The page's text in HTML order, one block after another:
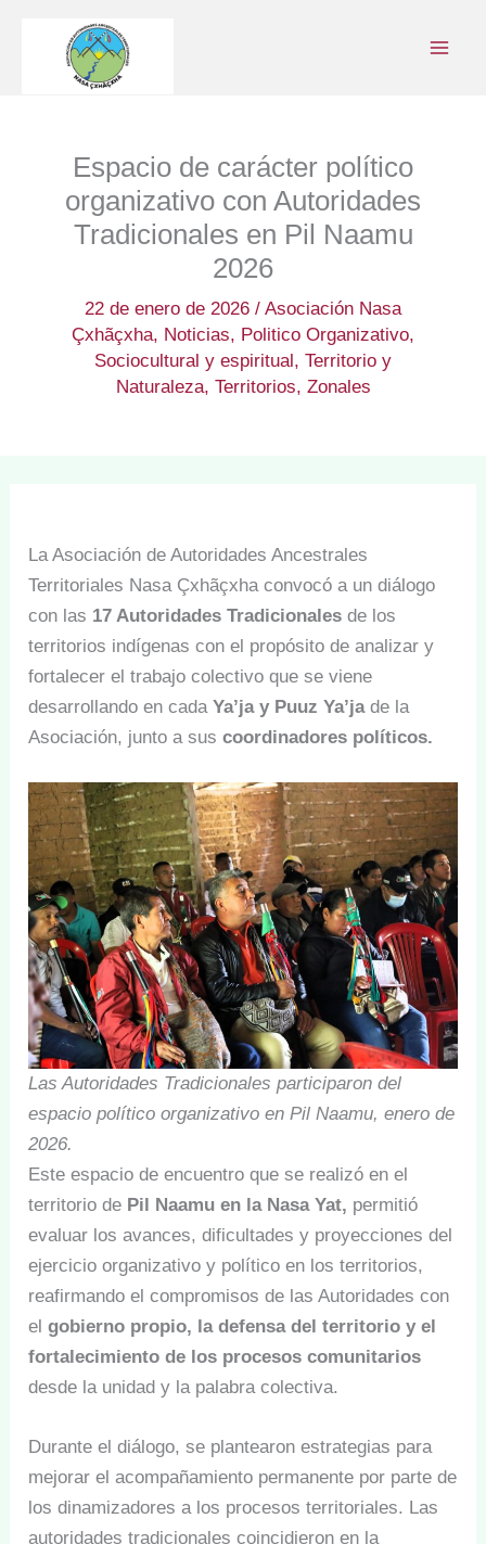
contenido
Espacio de carácter político
organizativo con Autoridades
Tradicionales en Pil Naamu
2026
22 de enero de 2026 / Asociación Nasa
Çxhãçxha, Noticias, Politico Organizativo,
Sociocultural y espiritual, Territorio y
Naturaleza, Territorios, Zonales
La Asociación de Autoridades Ancestrales
Territoriales Nasa Çxhãçxha convocó a un diálogo
con las 17 Autoridades Tradicionalesde los
territorios indígenas con el propósito de analizar y
fortalecer el trabajo colectivo que se viene
desarrollando en cadaYa’ja y Puuz Ya’jade la
Asociación, junto a suscoordinadores políticos.
Las Autoridades Tradicionales participaron del
espacio político organizativo en Pil Naamu, enero de
2026.
Este espacio de encuentro que se realizó en el
territorio de Pil Naamu en la Nasa Yat, permitió
evaluar los avances, dificultades y proyecciones del
ejercicio organizativo y político en los territorios,
reafirmando el compromisos de las Autoridades con
elgobierno propio, la defensa del territorio y el
fortalecimiento de los procesos comunitarios
desde la unidad y la palabra colectiva.
Durante el diálogo, se plantearon estrategias para
mejorar el acompañamiento permanente por parte de
los dinamizadores a los procesos territoriales. Las
autoridades tradicionales coincidieron en la